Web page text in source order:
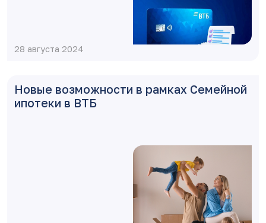
28 августа 2024
Новые возможности в рамках Семейной
ипотеки в ВТБ